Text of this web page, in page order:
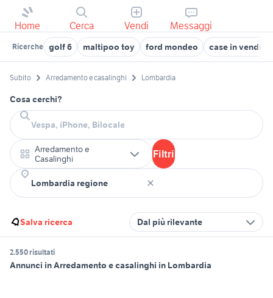
Home Cerca Vendi Messaggi
Ricerche golf 6 maltipoo toy ford mondeo case in vendita
Subito Arredamento e casalinghi Lombardia
Cosa cerchi?
Arredamento e
Casalinghi
Filtri
Salva ricerca Dal più rilevante
2.550 risultati
Annunci in Arredamento e casalinghi in Lombardia